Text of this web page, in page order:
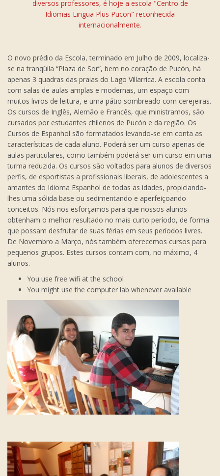
diversos professores, é hoje a escola "Centro de
Idiomas Lingua Plus Pucon" reconhecida
internacionalmente.
O novo prédio da Escola, terminado em Julho de 2009, localiza-
se na tranqüila “Plaza de Sor”, bem no coração de Pucón, há
apenas 3 quadras das praias do Lago Villarrica. A escola conta
com salas de aulas amplas e modernas, um espaço com
muitos livros de leitura, e uma pátio sombreado com cerejeiras.
Os cursos de Inglês, Alemão e Francês, que ministramos, são
cursados por estudantes chilenos de Pucón e da região. Os
Cursos de Espanhol são formatados levando-se em conta as
características de cada aluno. Poderá ser um curso apenas de
aulas particulares, como também poderá ser um curso em uma
turma reduzida. Os cursos são voltados para alunos de diversos
perfis, de esportistas a profissionais liberais, de adolescentes a
amantes do Idioma Espanhol de todas as idades, propiciando-
lhes uma sólida base ou sedimentando e aperfeiçoando
conceitos. Nós nos esforçamos para que nossos alunos
obtenham o melhor resultado no mais curto período, de forma
que possam desfrutar de suas férias em seus períodos livres.
De Novembro a Março, nós também oferecemos cursos para
pequenos grupos. Estes cursos contam com, no máximo, 4
alunos.
You use free wifi at the school
You might use the computer lab whenever available